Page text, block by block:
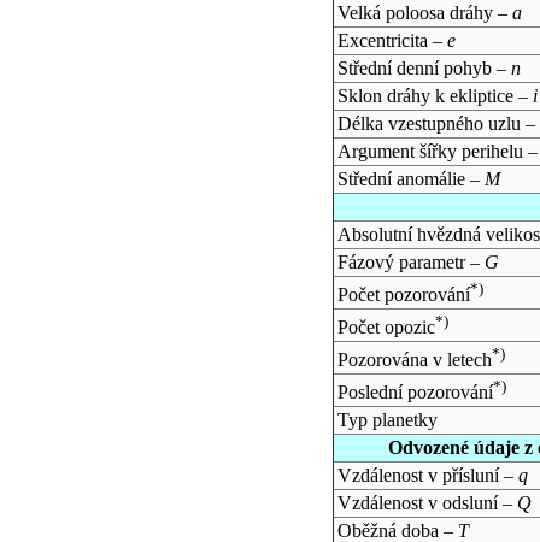
Velká poloosa dráhy – a
Excentricita – e
Střední denní pohyb – n
Sklon dráhy k ekliptice – i
Délka vzestupného uzlu –
Argument šířky perihelu
Střední anomálie – M
Absolutní hvězdná
Fázový parametr – G
Počet pozorování*)
Počet opozic*)
Pozorována v letech*)
Poslední pozorování*)
Typ planetky
Odvozené údaje
Vzdálenost v přísluní – q
Vzdálenost v odsluní – Q
Oběžná doba – T